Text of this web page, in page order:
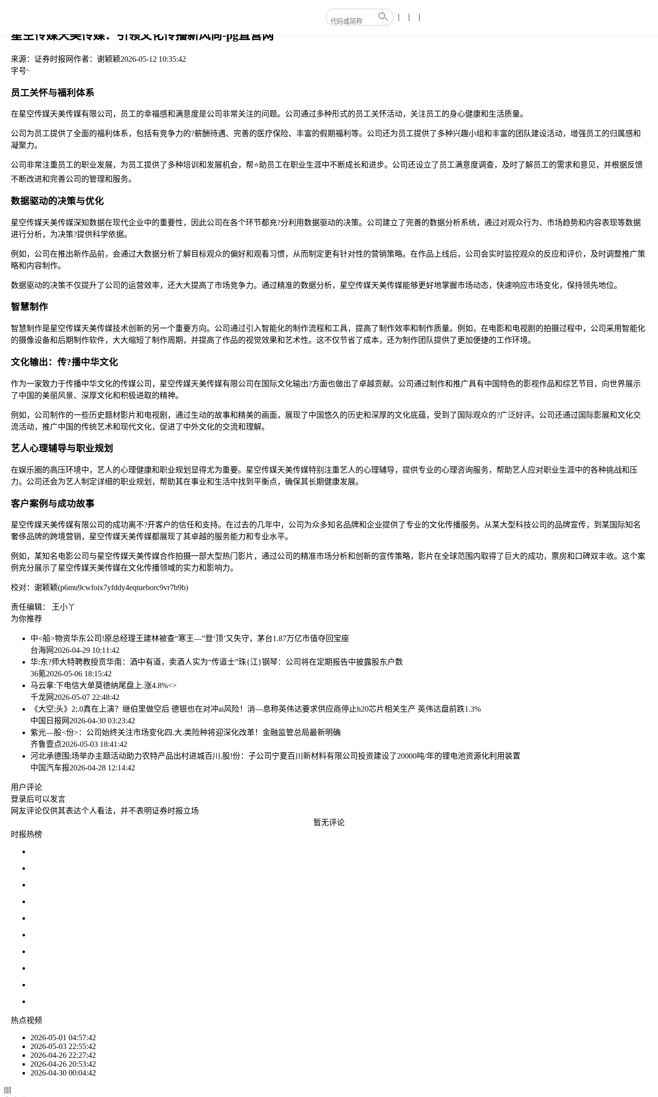
星空传媒天美传媒：引领文化传播新风尚-pg直营网
来源： 证券时报网作者： 谢颖颖2026-05-12 10:35:42
字号
员工关怀与福利体系
在星空传媒天美传媒有限公司，员工的幸福感和满意度是公司非常关注的问题。公司通过多种形式的员工关怀活动，关注员工的身心健康和生活质量。
公司为员工提供了全面的福利体系，包括有竞争力的?薪酬待遇、完善的医疗保险、丰富的假期福利等。公司还为员工提供了多种兴趣小组和丰富的团队建设活动，增强员工的归属感和
凝聚力。
公司非常注重员工的职业发展，为员工提供了多种培训和发展机会，帮⭐助员工在职业生涯中不断成长和进步。公司还设立了员工满意度调查，及时了解员工的需求和意见，并根据反馈
不断改进和完善公司的管理和服务。
数据驱动的决策与优化
星空传媒天美传媒深知数据在现代企业中的重要性，因此公司在各个环节都充?分利用数据驱动的决策。公司建立了完善的数据分析系统，通过对观众行为、市场趋势和内容表现等数据
进行分析，为决策?提供科学依据。
例如，公司在推出新作品前，会通过大数据分析了解目标观众的偏好和观看习惯，从而制定更有针对性的营销策略。在作品上线后，公司会实时监控观众的反应和评价，及时调整推广策
略和内容制作。
数据驱动的决策不仅提升了公司的运营效率，还大大提高了市场竞争力。通过精准的数据分析，星空传媒天美传媒能够更好地掌握市场动态，快速响应市场变化，保持领先地位。
智慧制作
智慧制作是星空传媒天美传媒技术创新的另一个重要方向。公司通过引入智能化的制作流程和工具，提高了制作效率和制作质量。例如，在电影和电视剧的拍摄过程中，公司采用智能化
的摄像设备和后期制作软件，大大缩短了制作周期，并提高了作品的视觉效果和艺术性。这不仅节省了成本，还为制作团队提供了更加便捷的工作环境。
文化输出：传?播中华文化
作为一家致力于传播中华文化的传媒公司，星空传媒天美传媒有限公司在国际文化输出?方面也做出了卓越贡献。公司通过制作和推广具有中国特色的影视作品和综艺节目，向世界展示
了中国的美丽风景、深厚文化和积极进取的精神。
例如，公司制作的一些历史题材影片和电视剧，通过生动的故事和精美的画面，展现了中国悠久的历史和深厚的文化底蕴，受到了国际观众的?广泛好评。公司还通过国际影展和文化交
流活动，推广中国的传统艺术和现代文化，促进了中外文化的交流和理解。
艺人心理辅导与职业规划
在娱乐圈的高压环境中，艺人的心理健康和职业规划显得尤为重要。星空传媒天美传媒特别注重艺人的心理辅导，提供专业的心理咨询服务，帮助艺人应对职业生涯中的各种挑战和压
力。公司还会为艺人制定详细的职业规划，帮助其在事业和生活中找到平衡点，确保其长期健康发展。
客户案例与成功故事
星空传媒天美传媒有限公司的成功离不?开客户的信任和支持。在过去的几年中，公司为众多知名品牌和企业提供了专业的文化传播服务。从某大型科技公司的品牌宣传，到某国际知名
奢侈品牌的跨境营销，星空传媒天美传媒都展现了其卓越的服务能力和专业水平。
例如，某知名电影公司与星空传媒天美传媒合作拍摄一部大型热门影片，通过公司的精准市场分析和创新的宣传策略，影片在全球范围内取得了巨大的成功，票房和口碑双丰收。这个案
例充分展示了星空传媒天美传媒在文化传播领域的实力和影响力。
校对：谢颖颖(p6mu9cwfoix7yfddy4eqtueborc9vr7b9b)
责任编辑： 王小丫
为你推荐
中<船>物资华东公司!原总经理王建林被查“寒王—”登‘顶’又失守，茅台1.87万亿市值夺回宝座
台海网2026-04-29 10:11:42
华:东?师大特聘教授贡华南：酒中有道，卖酒人实为“传道士”珠{江}钢琴：公司将在定期报告中披露股东户数
36氪2026-05-06 18:15:42
马云拿:下电信大单莫德纳尾盘上.涨4.8%<>
千龙网2026-05-07 22:48:42
《大空;头》2;.0真在上演？继伯里做空后 德银也在对冲ai风险！ 消—息称英伟达要求供应商停止h20芯片相关生产 英伟达盘前跌1.3%
中国日报网2026-04-30 03:23:42
紫光—股<份>：公司始终关注市场变化四.大.类险种将迎深化改革！金融监管总局最新明确
齐鲁壹点2026-05-03 18:41:42
河北承德围;场举办主题活动助力农特产品出村进城百川.股!份：子公司宁夏百川新材料有限公司投资建设了20000吨/年的锂电池资源化利用装置
中国汽车报2026-04-28 12:14:42
用户评论
登录后可以发言
网友评论仅供其表达个人看法，并不表明证券时报立场
暂无评论
时报热榜
热点视频
2026-05-01 04:57:42
2026-05-03 22:55:42
2026-04-26 22:27:42
2026-04-26 20:53:42
2026-04-30 00:04:42
|||||